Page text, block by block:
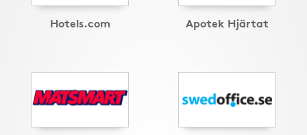
Hotels.com Apotek Hjärtat